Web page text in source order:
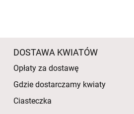
DOSTAWA KWIATÓW
Opłaty za dostawę
Gdzie dostarczamy kwiaty
Ciasteczka